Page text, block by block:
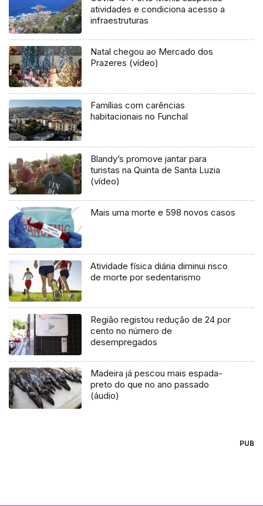
atividades e condiciona acesso a
infraestruturas
Natal chegou ao Mercado dos
Prazeres (vídeo)
Famílias com carências
habitacionais no Funchal
Blandy’s promove jantar para
turistas na Quinta de Santa Luzia
(vídeo)
Mais uma morte e 598 novos casos
Atividade física diária diminui risco
de morte por sedentarismo
Região registou redução de 24 por
cento no número de
desempregados
Madeira já pescou mais espada-
preto do que no ano passado
(áudio)
PUB